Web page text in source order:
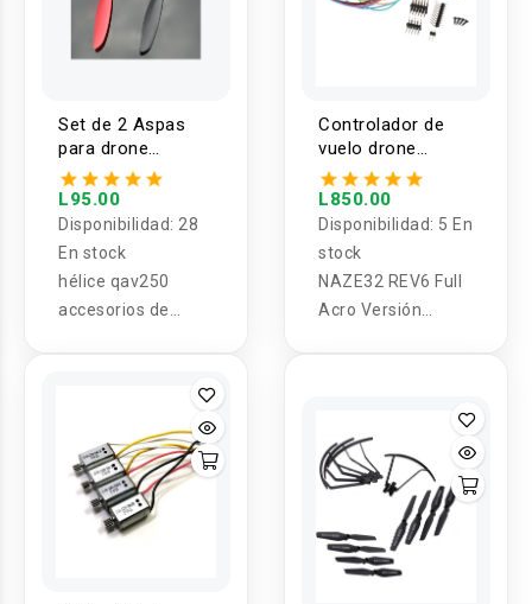
Set de 2 Aspas
para drone
QAV250
L95.00
Disponibilidad: 28
En stock
hélice qav250
accesorios de
Controlador de
vuelo drone
NAZE32 REV6
FULL
L850.00
Disponibilidad: 5 En
stock
NAZE32 REV6 Full
Acro Versión